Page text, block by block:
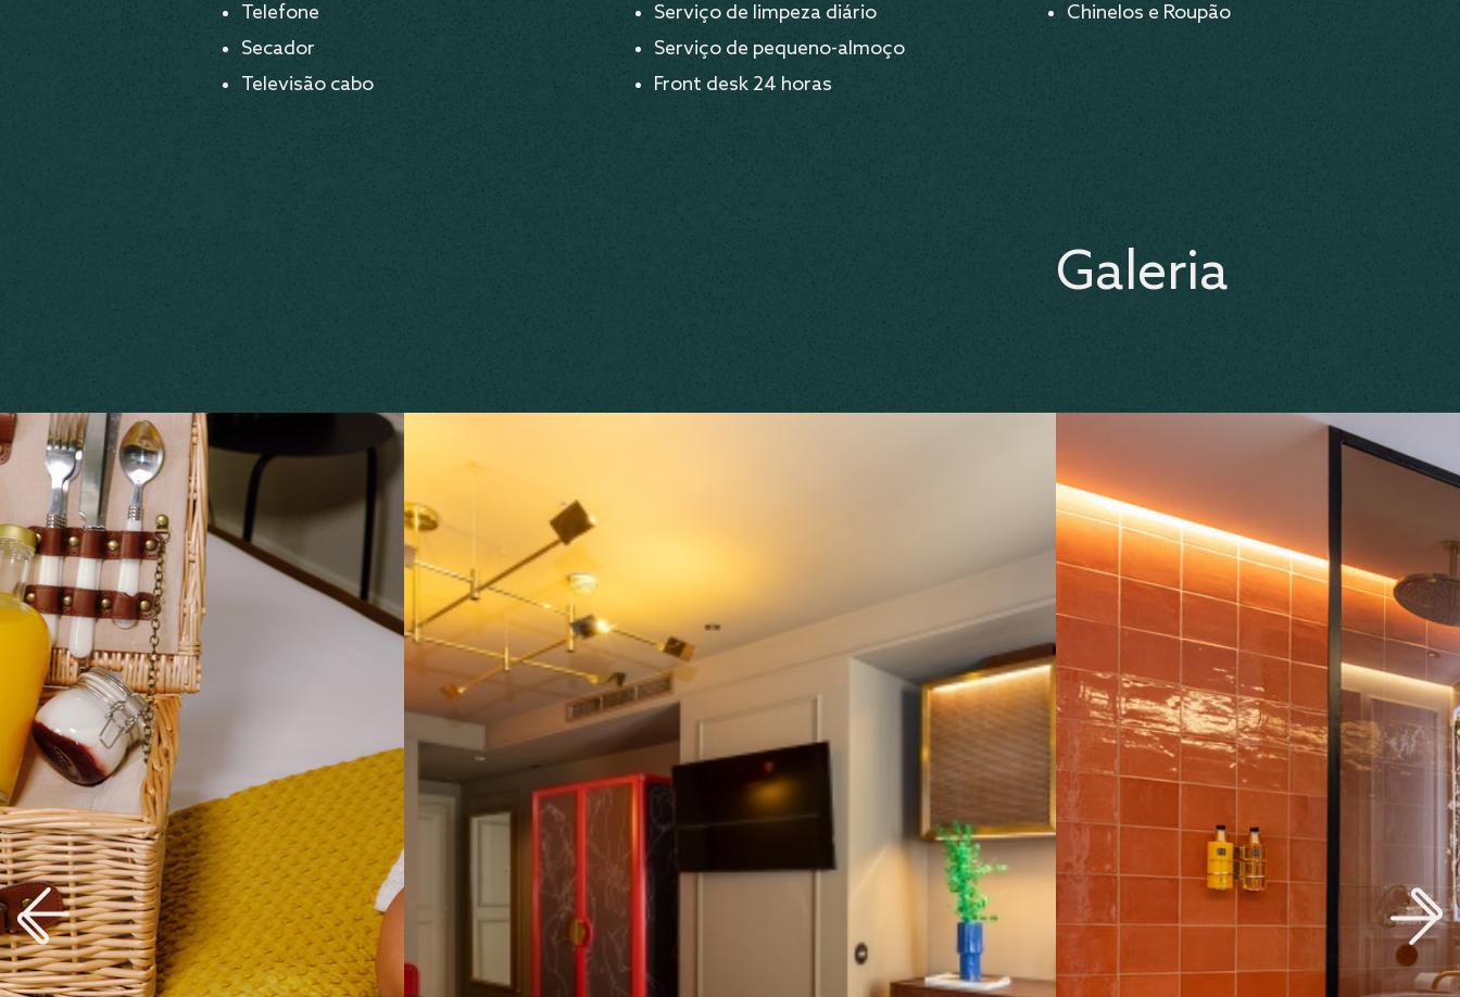
Telefone
Secador
Televisão cabo
Serviço de limpeza diário
Serviço de pequeno-almoço
Front desk 24 horas
Chinelos e Roupão
Galeria